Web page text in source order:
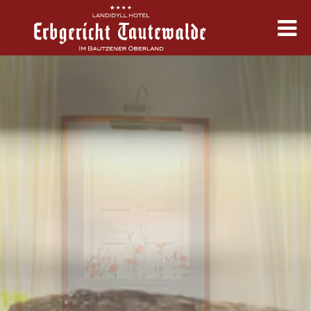
Zimmer & Angebote
Erleben & Termine